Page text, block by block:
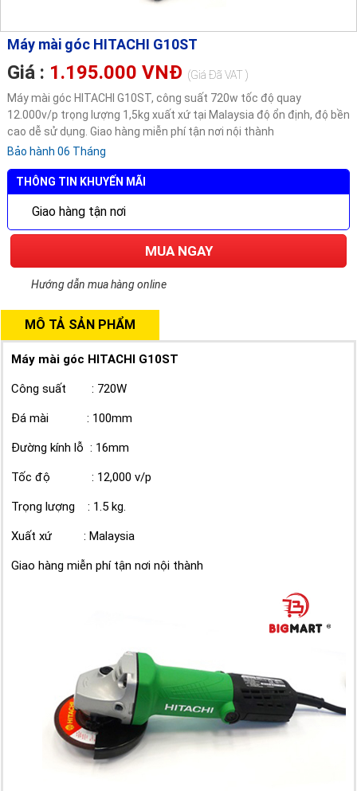
Máy mài góc HITACHI G10ST
Giá : 1.195.000 VNĐ (Giá Đã VAT )
Máy mài góc HITACHI G10ST, công suất 720w tốc độ quay
12.000v/p trọng lượng 1,5kg xuất xứ tại Malaysia độ ổn định, độ bền
cao dễ sử dụng. Giao hàng miễn phí tận nơi nội thành
Bảo hành 06 Tháng
THÔNG TIN KHUYẾN MÃI
Giao hàng tận nơi
MUA NGAY
Hướng dẫn mua hàng online
MÔ TẢ SẢN PHẨM
Máy mài góc HITACHI G10ST
Công suất : 720W
Đá mài : 100mm
Đường kính lỗ : 16mm
Tốc độ : 12,000 v/p
Trọng lượng : 1.5 kg.
Xuất xứ : Malaysia
Giao hàng miễn phí tận nơi nội thành